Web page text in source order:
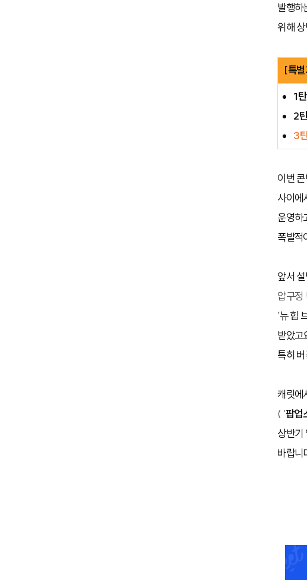
발행하
위해
[특
1
2
3
이번
사이에
운영하
폭발적
앞서
압구정
‘뉴 힙
받았고
특히
캐릿에
( ‘팝업
상반기
바랍니